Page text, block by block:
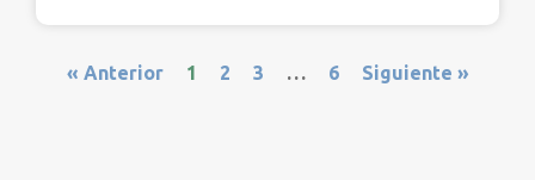
« Anterior 1 2 3 … 6 Siguiente »